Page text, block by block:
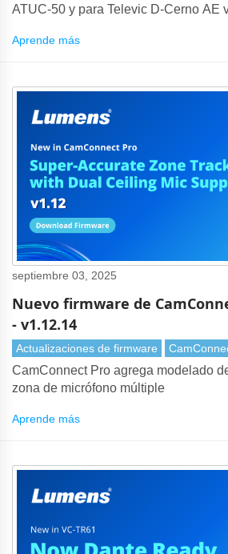
ATUC-50 y para Televic D-Cerno AE
Aprende más
septiembre 03, 2025
Nuevo firmware de
- v1.12.14
Actualizaciones de firmware
CamConnect Pro agrega modelado
zona de micrófono múltiple
Aprende más